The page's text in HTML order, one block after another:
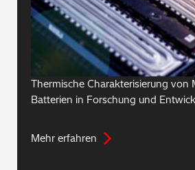
Thermische Charakterisierung von
Batterien in Forschung und
Mehr erfahren